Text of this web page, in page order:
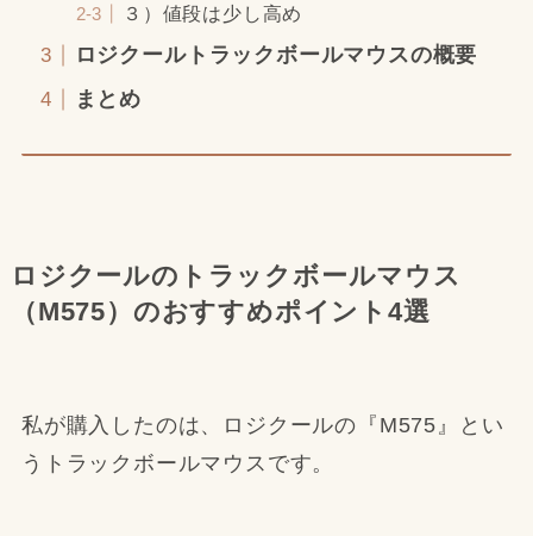
３）値段は少し高め
ロジクールトラックボールマウスの概要
まとめ
ロジクールのトラックボールマウス
（M575）のおすすめポイント4選
私が購入したのは、ロジクールの『M575』とい
うトラックボールマウスです。